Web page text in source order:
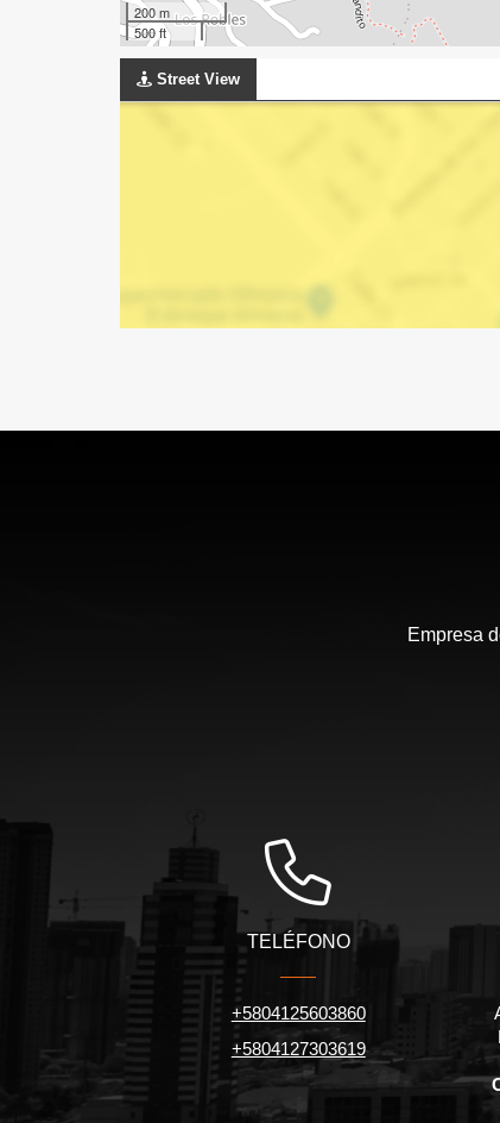
200 m
500 ft
Street View
Empresa
TELÉFONO
+5804125603860
+5804127303619